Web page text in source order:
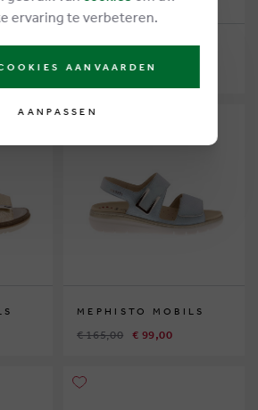
MEPHISTO
€ 165,00 € 99,00
MEPHISTO MOBILS
€ 165,00 € 99,00
ervaring te verbeteren.
AANVAARDEN
AANPASSEN